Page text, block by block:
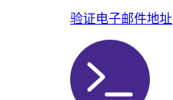
验证电子邮件地址